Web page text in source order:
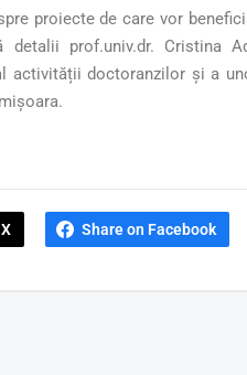
proiecte de care vor
prof.univ.dr. Cristina
activității doctoranzilor și a
Share on Facebook